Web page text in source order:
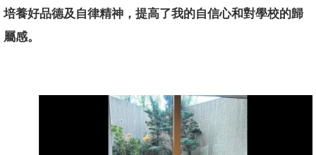
培養好品德及自律精神，提高了我的自信心和對學校的歸
屬感。